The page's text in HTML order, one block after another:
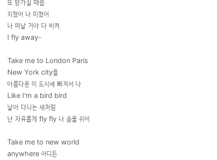
또 망가질 때쯤
지쳤어 나 미쳤어
나 떠날 거야 다 비켜
I fly away-
Take me to London Paris
New York city들
아름다운 이 도시에 빠져서 나
Like I'm a bird bird
날아 다니는 새처럼
난 자유롭게 fly fly 나 숨을 쉬어
Take me to new world
anywhere 어디든